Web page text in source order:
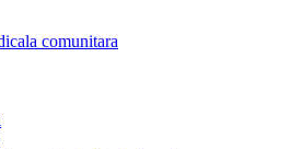
comunitara